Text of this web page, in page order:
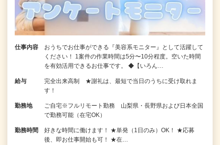
仕事内容
おうちでお仕事ができる『美容系モニター』として活躍して
ください！ 1案件の作業時間は5分〜10分程度。空いた時間
を有効活用できるお仕事です。 ◆【いろん…
給与
完全出来高制 ★謝礼は、最短で当日のうちに受け取れま
す！
勤務地
ご自宅※フルリモート勤務 山梨県・長野県および日本全国
で勤務可能（在宅OK）
勤務時間
好きな時間に働けます！ ★単発（1日のみ）OK！ ★応募
後、即お仕事開始も可！ ★在…